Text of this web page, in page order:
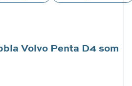
Volvo Penta D4 som